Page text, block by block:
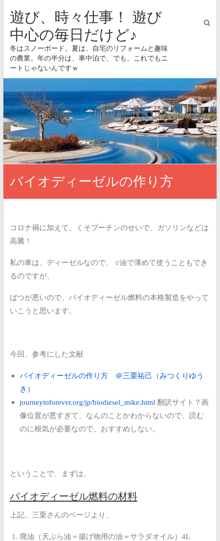
遊び、時々仕事！ 遊び
中心の毎日だけど♪
冬はスノーボード。夏は、自宅のリフォームと趣味
の農業。年の半分は、車中泊で、でも、これでもニ
ートじゃないんですｗ
バイオディーゼルの作り方
コロナ禍に加えて、くそプーチンのせいで、ガソリンなどは
高騰！
私の車は、ディーゼルなので、
○油で薄めて使うこともでき
るのですが、
ばつが悪いので、バイオディーゼル燃料の本格製造をやって
いこうと思います。
今回、参考にした文献
バイオディーゼルの作り方 ＠三栗祐己（みつくりゆう
き）
journeytoforever.org/jp/biodiesel_mike.html 翻訳サイト？画
像位置が悪すぎて、なんのことかわからないので、読む
のに根気が必要なので、おすすめしない。
ということで、まずは、
バイオディーゼル燃料の材料
上記、三栗さんのページより、
廃油（天ぷら油＝揚げ物用の油＝サラダオイル）4L